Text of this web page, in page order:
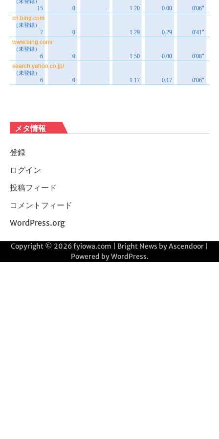
メタ情報
登録
ログイン
投稿フィード
コメントフィード
WordPress.org
Copyright © 2026fyiowa.com | Bright News byAscendoor
Powered byWordPress.